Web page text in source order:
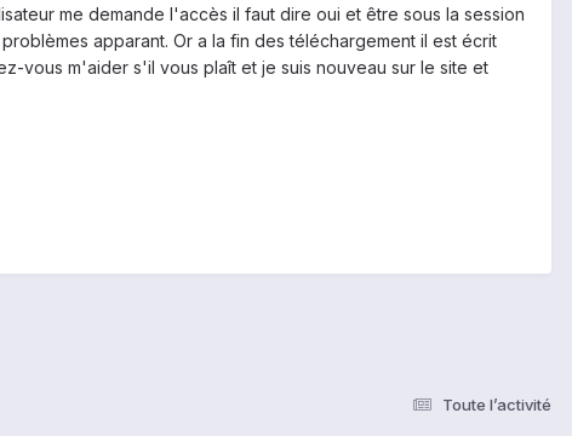
me demande l'accès il faut dire oui et être sous la session
apparant. Or a la fin des téléchargement il est écrit
vous m'aider s'il vous plaît et je suis nouveau sur le site et
Toute l’activité